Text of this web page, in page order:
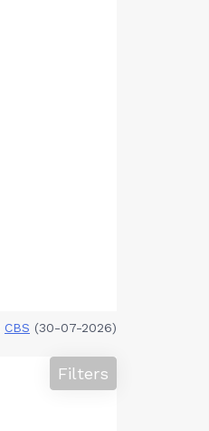
CBS (30-07-2026)
Filters